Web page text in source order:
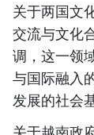
关于两国文
交流与文化
调，这一领
与国际融入
发展的社会